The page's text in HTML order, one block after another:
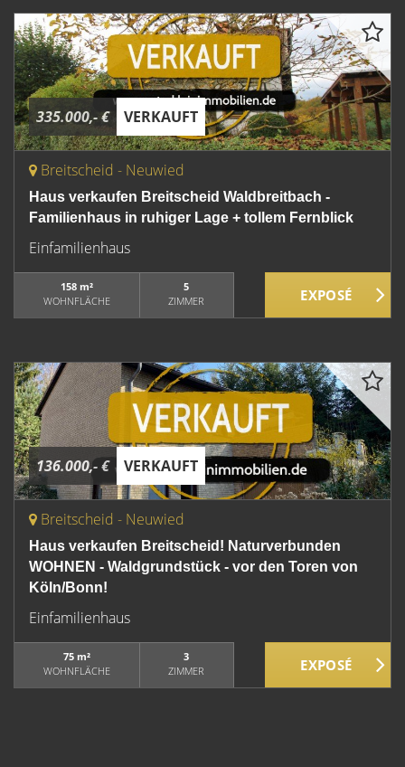
335.000,- € VERKAUFT
Breitscheid - Neuwied
Haus verkaufen Breitscheid Waldbreitbach -
Familienhaus in ruhiger Lage + tollem Fernblick
Einfamilienhaus
158 m²
WOHNFLÄCHE
5
ZIMMER
136.000,- € VERKAUFT
Breitscheid - Neuwied
Haus verkaufen Breitscheid! Naturverbunden
WOHNEN - Waldgrundstück - vor den Toren von
Köln/Bonn!
Einfamilienhaus
75 m²
WOHNFLÄCHE
3
ZIMMER